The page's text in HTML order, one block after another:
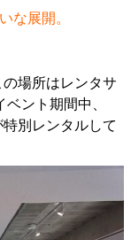
な展開。
場所はレンタサ
ント期間中、
別レンタルして